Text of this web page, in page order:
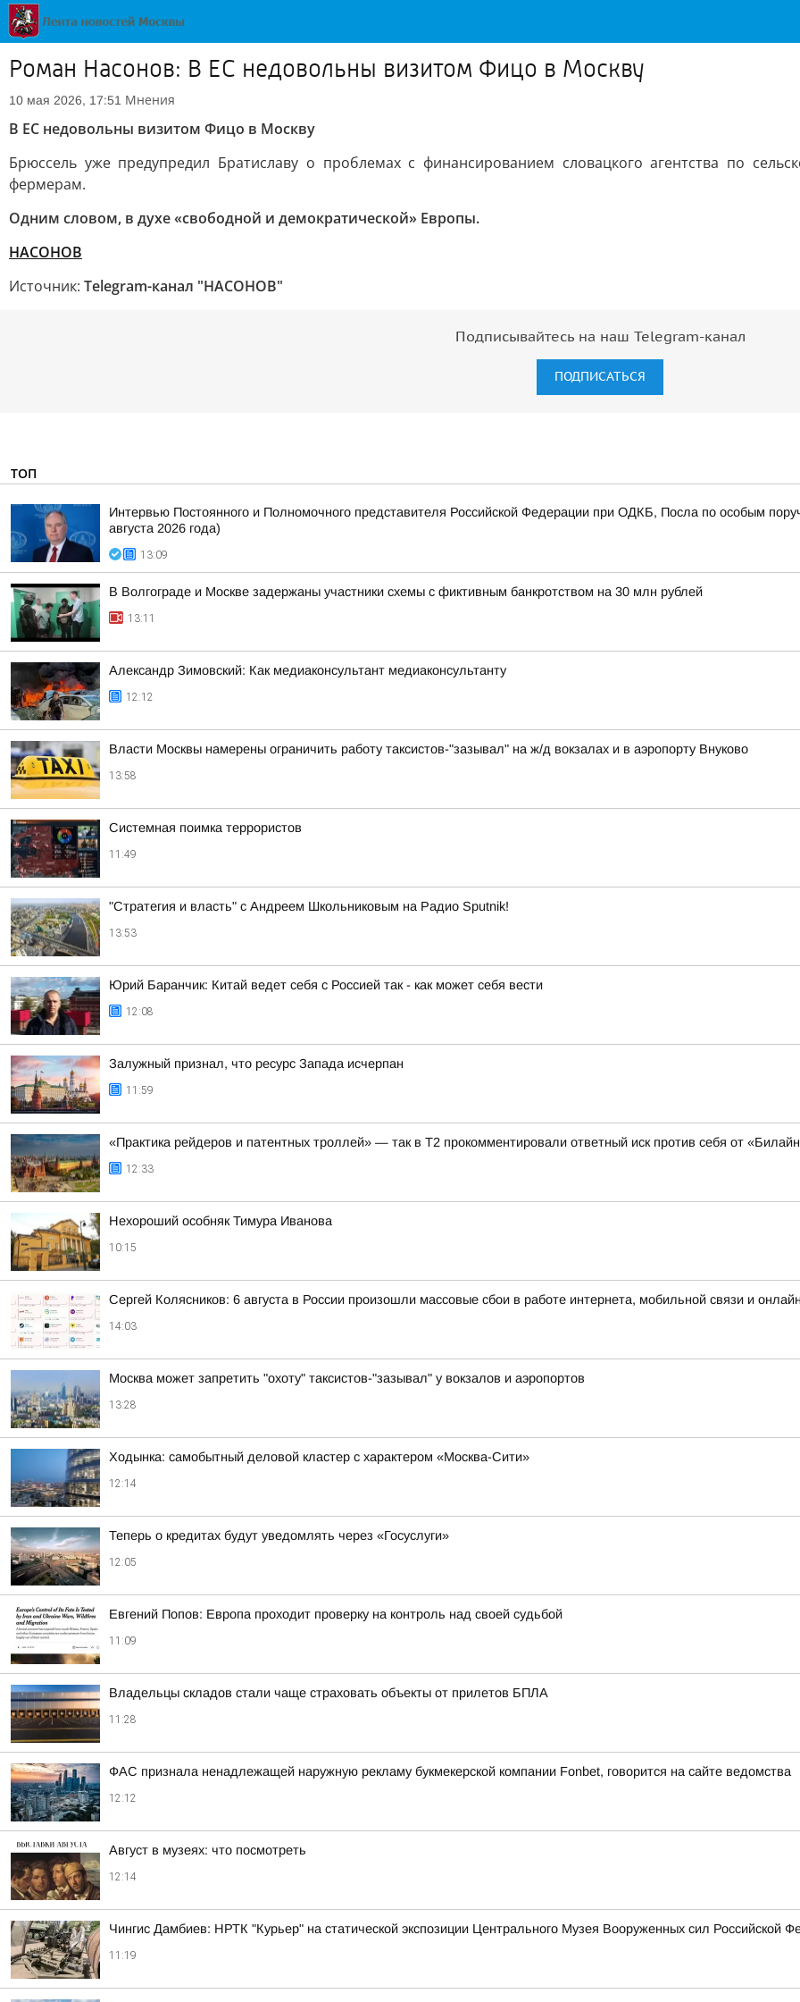
Роман Насонов: В ЕС недовольны визитом Фицо в Москву
10 мая 2026, 17:51 Мнения
В ЕС недовольны визитом Фицо в Москву
Брюссель уже предупредил Братиславу о проблемах с финансированием словацкого агентства по
фермерам.
Одним словом, в духе «свободной и демократической» Европы.
НАСОНОВ
Источник: Telegram-канал "НАСОНОВ"
Подписывайтесь на наш Telegram-канал
ПОДПИСАТЬСЯ
ТОП
Интервью Постоянного и Полномочного представителя Российской Федерации при ОДКБ, Посла по особым
августа 2026 года)
13:09
В Волгограде и Москве задержаны участники схемы с фиктивным банкротством на 30 млн рублей
13:11
Александр Зимовский: Как медиаконсультант медиаконсультанту
12:12
Власти Москвы намерены ограничить работу таксистов-"зазывал" на ж/д вокзалах и в аэропорту Внуково
13:58
Системная поимка террористов
11:49
"Стратегия и власть" с Андреем Школьниковым на Радио Sputnik!
13:53
Юрий Баранчик: Китай ведет себя с Россией так - как может себя вести
12:08
Залужный признал, что ресурс Запада исчерпан
11:59
«Практика рейдеров и патентных троллей» — так в Т2 прокомментировали ответный иск против себя от
12:33
Нехороший особняк Тимура Иванова
10:15
Сергей Колясников: 6 августа в России произошли массовые сбои в работе интернета, мобильной связи и
14:03
Москва может запретить "охоту" таксистов-"зазывал" у вокзалов и аэропортов
13:28
Ходынка: самобытный деловой кластер с характером «Москва-Сити»
12:14
Теперь о кредитах будут уведомлять через «Госуслуги»
12:05
Евгений Попов: Европа проходит проверку на контроль над своей судьбой
11:09
Владельцы складов стали чаще страховать объекты от прилетов БПЛА
11:28
ФАС признала ненадлежащей наружную рекламу букмекерской компании Fonbet, говорится на сайте ведомства
12:12
Август в музеях: что посмотреть
12:14
Чингис Дамбиев: НРТК "Курьер" на статической экспозиции Центрального Музея Вооруженных сил Российской
11:19